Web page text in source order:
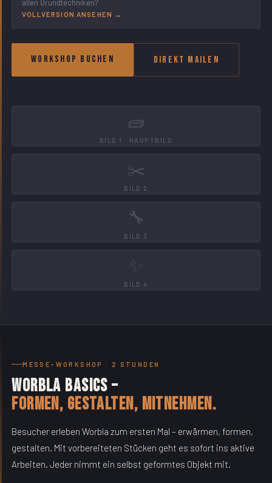
allen Grundtechniken?
VOLLVERSION ANSEHEN →
Workshop buchen Direkt mailen
🧱
BILD 1 · HAUPTBILD
✂️
BILD 2
🔧
BILD 3
✨
BILD 4
MESSE-WORKSHOP · 2 STUNDEN
Worbla Basics –
Formen, gestalten, mitnehmen.
Besucher erleben Worbla zum ersten Mal – erwärmen, formen,
gestalten. Mit vorbereiteten Stücken geht es sofort ins aktive
Arbeiten. Jeder nimmt ein selbst geformtes Objekt mit.